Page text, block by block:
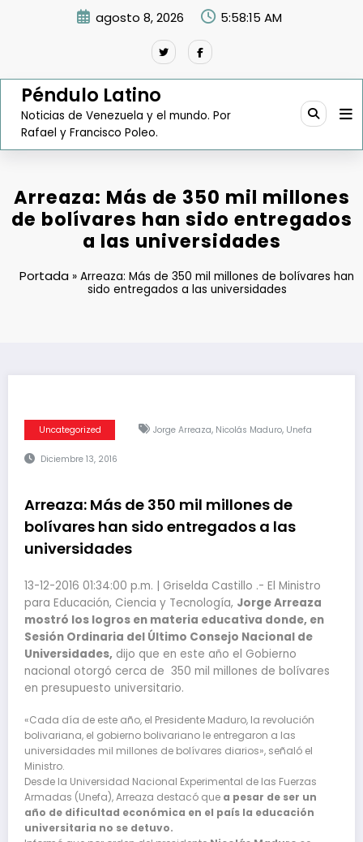
agosto 8, 2026 5:58:16 AM
Péndulo Latino
Noticias de Venezuela y el mundo. Por
Rafael y Francisco Poleo.
Arreaza: Más de 350 mil millones
de bolívares han sido entregados
a las universidades
Portada »Arreaza: Más de 350 mil millones de bolívares han
sido entregados a las universidades
Uncategorized Jorge Arreaza, Nicolás Maduro, Unefa
Diciembre 13, 2016
Arreaza: Más de 350 mil millones de
bolívares han sido entregados a las
universidades
13-12-2016 01:34:00 p.m. | Griselda Castillo .- El Ministro
para Educación, Ciencia y Tecnología, Jorge Arreaza
mostró los logros en materia educativa donde, en
Sesión Ordinaria del Último Consejo Nacional de
Universidades, dijo que en este año el Gobierno
nacional otorgó cerca de 350 mil millones de bolívares
en presupuesto universitario.
«Cada día de este año, el Presidente Maduro, la revolución
bolivariana, el gobierno bolivariano le entregaron a las
universidades mil millones de bolívares diarios», señaló el
Ministro.
Desde la Universidad Nacional Experimental de las Fuerzas
Armadas (Unefa), Arreaza destacó que a pesar de ser un
año de dificultad económica en el país la educación
universitaria no se detuvo.